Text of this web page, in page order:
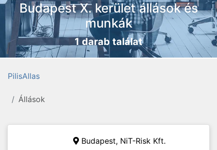
Budapest X. kerület állások és
munkák
1 darab találat
PilisAllas
Állások
Budapest, NiT-Risk Kft.